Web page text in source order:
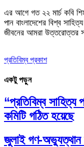
এর আগে গত ২২ মার্চ কবি
পান বাংলাদেশের বিশ্ব
জীবনের আমরা উত্তরোত্তর
প্রতিবিম্ব প্রকাশ
একটু পড়ুন
“প্রতিবিম্ব সাহিত্য
কমিটি গঠিত হয়েছে
জুলাই গণ-অভ্যুত্থান